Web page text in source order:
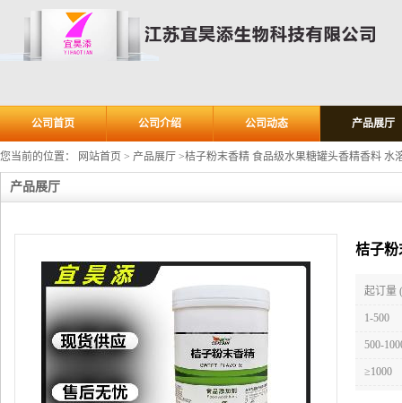
公司首页 公司介绍 公司动态 产品展厅
您当前的位置： 网站首页 > 产品展厅 >桔子粉末香精 食品级水果糖罐头香精香料 水
产品展厅
桔子粉
起订量
1-500
500-
≥1000